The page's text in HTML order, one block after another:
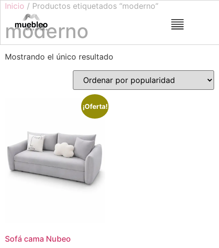
Inicio / Productos etiquetados “moderno”
moderno
Mostrando el único resultado
¡Oferta!
Sofá cama Nubeo